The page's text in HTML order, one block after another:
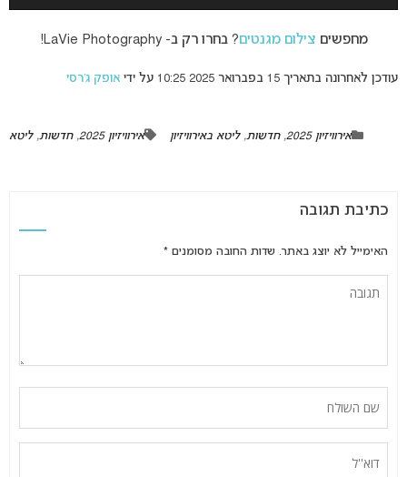
מחפשים צילום מגנטים? בחרו רק ב- LaVie Photography!
עודכן לאחרונה בתאריך 15 בפברואר 2025 10:25 על ידי אופק ג’רסי
אירוויזיון 2025 , חדשות, ליטא באירוויזיון אירוויזיון 2025 , חדשות, ליטא
כתיבת תגובה
האימייל לא יוצג באתר. שדות החובה מסומנים *